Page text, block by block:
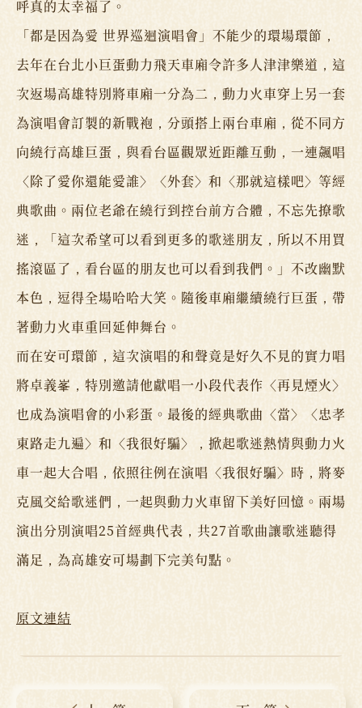
呼真的太幸福了。
「都是因為愛 世界巡迴演唱會」不能少的環場環節，
去年在台北小巨蛋動力飛天車廂令許多人津津樂道，這
次返場高雄特別將車廂一分為二，動力火車穿上另一套
為演唱會訂製的新戰袍，分頭搭上兩台車廂，從不同方
向繞行高雄巨蛋，與看台區觀眾近距離互動，一連飆唱
〈除了愛你還能愛誰〉〈外套〉和〈那就這樣吧〉等經
典歌曲。兩位老爺在繞行到控台前方合體，不忘先撩歌
迷，「這次希望可以看到更多的歌迷朋友，所以不用買
搖滾區了，看台區的朋友也可以看到我們。」不改幽默
本色，逗得全場哈哈大笑。隨後車廂繼續繞行巨蛋，帶
著動力火車重回延伸舞台。
而在安可環節，這次演唱的和聲竟是好久不見的實力唱
將卓義峯，特別邀請他獻唱一小段代表作〈再見煙火〉
也成為演唱會的小彩蛋。最後的經典歌曲〈當〉〈忠孝
東路走九遍〉和〈我很好騙〉，掀起歌迷熱情與動力火
車一起大合唱，依照往例在演唱〈我很好騙〉時，將麥
克風交給歌迷們，一起與動力火車留下美好回憶。兩場
演出分別演唱25首經典代表，共27首歌曲讓歌迷聽得
滿足，為高雄安可場劃下完美句點。
原文連結